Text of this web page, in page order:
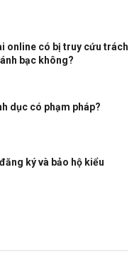
online có bị truy cứu trách
bạc không?
dục có phạm pháp?
ký và bảo hộ kiểu